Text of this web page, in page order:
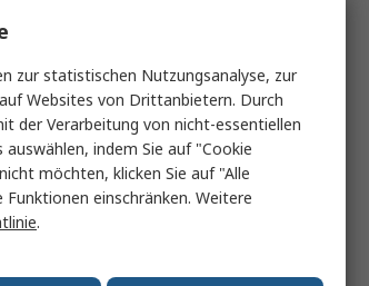
zur statistischen Nutzungsanalyse, zur
Websites von Drittanbietern. Durch
der Verarbeitung von nicht-essentiellen
indem Sie auf "Cookie
möchten, klicken Sie auf "Alle
einschränken. Weitere
.